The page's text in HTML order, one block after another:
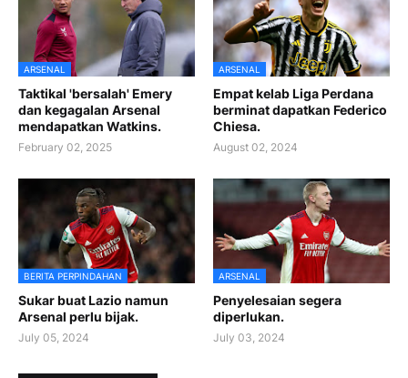
ARSENAL
Taktikal 'bersalah' Emery
dan kegagalan Arsenal
mendapatkan Watkins.
February 02, 2025
ARSENAL
Empat kelab Liga Perdana
berminat dapatkan Federico
Chiesa.
August 02, 2024
BERITA PERPINDAHAN
Sukar buat Lazio namun
Arsenal perlu bijak.
July 05, 2024
ARSENAL
Penyelesaian segera
diperlukan.
July 03, 2024